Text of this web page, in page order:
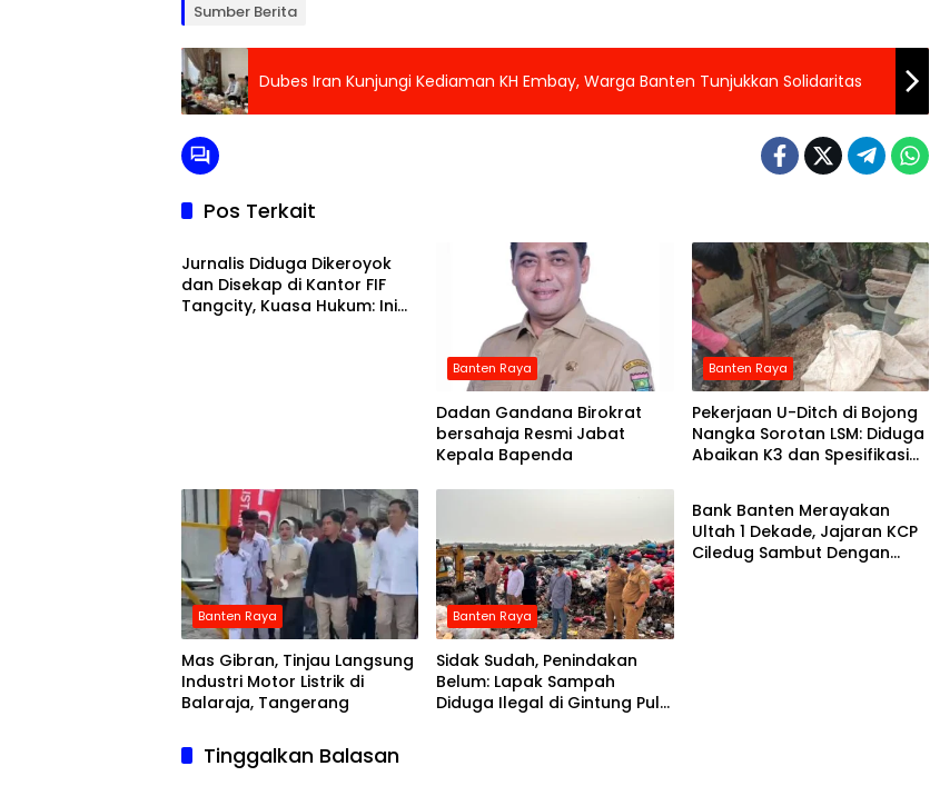
Sumber Berita
Dubes Iran Kunjungi Kediaman KH Embay, Warga Banten Tunjukkan Solidaritas
Pos Terkait
Banten Raya
Jurnalis Diduga Dikeroyok
dan Disekap di Kantor FIF
Tangcity, Kuasa Hukum: Ini
Banten Raya
Dadan Gandana Birokrat
bersahaja Resmi Jabat
Kepala Bapenda
Banten Raya
Pekerjaan U-Ditch di Bojong
Nangka Sorotan LSM: Diduga
Abaikan K3 dan Spesifikasi
Banten Raya
Mas Gibran, Tinjau Langsung
Industri Motor Listrik di
Balaraja, Tangerang
Banten Raya
Sidak Sudah, Penindakan
Belum: Lapak Sampah
Diduga Ilegal di Gintung Pulo
Banten Raya
Bank Banten Merayakan
Ultah 1 Dekade, Jajaran KCP
Ciledug Sambut Dengan
Tinggalkan Balasan